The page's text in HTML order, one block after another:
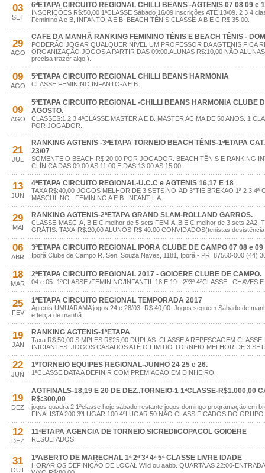
03
SET
6ªETAPA CIRCUITO REGIONAL CHILLI BEANS -AGTENIS 07 08 09 e
INSCRIÇÕES R$:50,00 1ªCLASSE Sábado 16/09 inscrições ATÉ 13/09. 2 3 4
Feminino A e B, INFANTO-A E B. BEACH TÊNIS CLASSE-A B E C R$:35,00.
29
AGO
CAFE DA MANHÃ RANKING FEMININO TÊNIS E BEACH TÊNIS -
PODERÃO JOGAR QUALQUER NÍVEL UM PROFESSOR DA AGTENIS FICA
ORGANIZAÇÃO JOGOS A PARTIR DAS 09:00.ALUNAS R$:10,00 NÃO
precisa trazer algo.).
09
AGO
5ªETAPA CIRCUITO REGIONAL CHILLI BEANS HARMONIA
CLASSE FEMININO INFANTO-A E B.
09
AGO
5ªETAPA CIRCUITO REGIONAL -CHILLI BEANS HARMONIA CLUBE
AGOSTO.
CLASSES:1 2 3 4ªCLASSE MASTER A E B. MASTER ACIMA DE 50 ANOS. 1
POR JOGADOR.
21
JUL
RANKING AGTENIS -3ªETAPA TORNEIO BEACH TÊNIS-1ªETAPA
23/07
SOMENTE O BEACH R$:20,00 POR JOGADOR. BEACH TÊNIS E RANKING
CLÍNICA DAS 09:00 AS 11:00 E DAS 13:00 AS 15:00.
13
JUN
4ªETAPA CIRCUITO REGIONAL-U.C.C e AGTENIS 16,17 E 18
TAXA R$:40,00-JOGOS MELHOR DE 3 SETS NO-AD 3°TIE BREKAO 1ª 2 3 4ª
MASCULINO . FEMININO A E B. INFANTIL A .
29
MAI
RANKING AGTENIS-2ªETAPA GRAND SLAM-ROLLAND GARROS.
CLASSE-MASC-A, B E C melhor de 5 sets FEM-A ,B E C melhor de 3 sets 2A2.
GRÁTIS. TAXA-R$:20,00 ALUNOS-R$:40.00 CONVIDADOS(tenistas
06
ABR
3ªETAPA CIRCUITO REGIONAL IPORA CLUBE DE CAMPO 07 08 e
Iporã Clube de Campo R. Sen. Souza Naves, 1181, Iporã - PR, 87560-000 (44)
18
MAR
2ªETAPA CIRCUITO REGIONAL 2017 - GOIOERE CLUBE DE CAMPO.
04 e 05 -1ªCLASSE /FEMININO/INFANTIL 18 E 19 - 2ª3ª 4ªCLASSE . CHAVES
25
FEV
1ªETAPA CIRCUITO REGIONAL TEMPORADA 2017
Agtenis UMUARAMA jogos 24 e 28/03- R$:40,00. Jogos seguem Sábado de
e terça de manhã.
19
JAN
RANKING AGTENIS-1ªETAPA
Taxa R$:50,00 SIMPLES R$25,00 DUPLAS. CLASSE A REPESCAGEM
INICIANTES. JOGOS CASADOS ATÉ O FIM DO TORNEIO MELHOR DE 3
22
JUN
1ºTORNEIO EQUIPES REGIONAL-JUNHO 24 25 e 26.
1ªCLASSE DATA A DEFINIR COM.PREMIACAO EM DINHEIRO.
19
DEZ
AGTFINALS-18,19 E 20 DE DEZ..TORNEIO-1 1ªCLASSE-R$1.000,00
R$:300,00
jogos quadra 2 1ªclasse hoje sábado restante jogos domingo programação em
FINALISTA 200 3ºLUGAR 100 4ºLUGAR 50 NÃO CLASSIFICADOS DO
12
DEZ
11ªETAPA AGENCIA DE TORNEIO SICREDI/COPACOL GOIOERE
RESULTADOS:
31
OUT
1ºABERTO DE MARECHAL 1ª 2ª 3ª 4ª 5ª CLASSE LIVRE IDADE
HORÁRIOS DEFINIÇÃO DE LOCAL Wild ou aabb. QUARTA AS 22:00-